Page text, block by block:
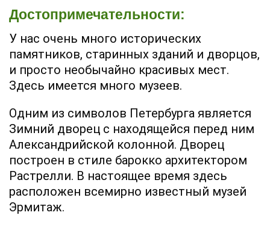
Достопримечательности:
У нас очень много исторических
памятников, старинных зданий и дворцов,
и просто необычайно красивых мест.
Здесь имеется много музеев.
Одним из символов Петербурга является
Зимний дворец с находящейся перед ним
Александрийской колонной. Дворец
построен в стиле барокко архитектором
Растрелли. В настоящее время здесь
расположен всемирно известный музей
Эрмитаж.